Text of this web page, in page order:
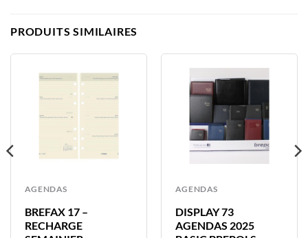
PRODUITS SIMILAIRES
AGENDAS
BREFAX 17 –
RECHARGE
AGENDAS
DISPLAY 73
AGENDAS 2025